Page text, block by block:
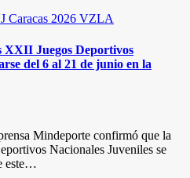
Caracas 2026 VZLA
XXII Juegos Deportivos
del 6 al 21 de junio en la
Mindeporte confirmó que la
Nacionales Juveniles se
este…